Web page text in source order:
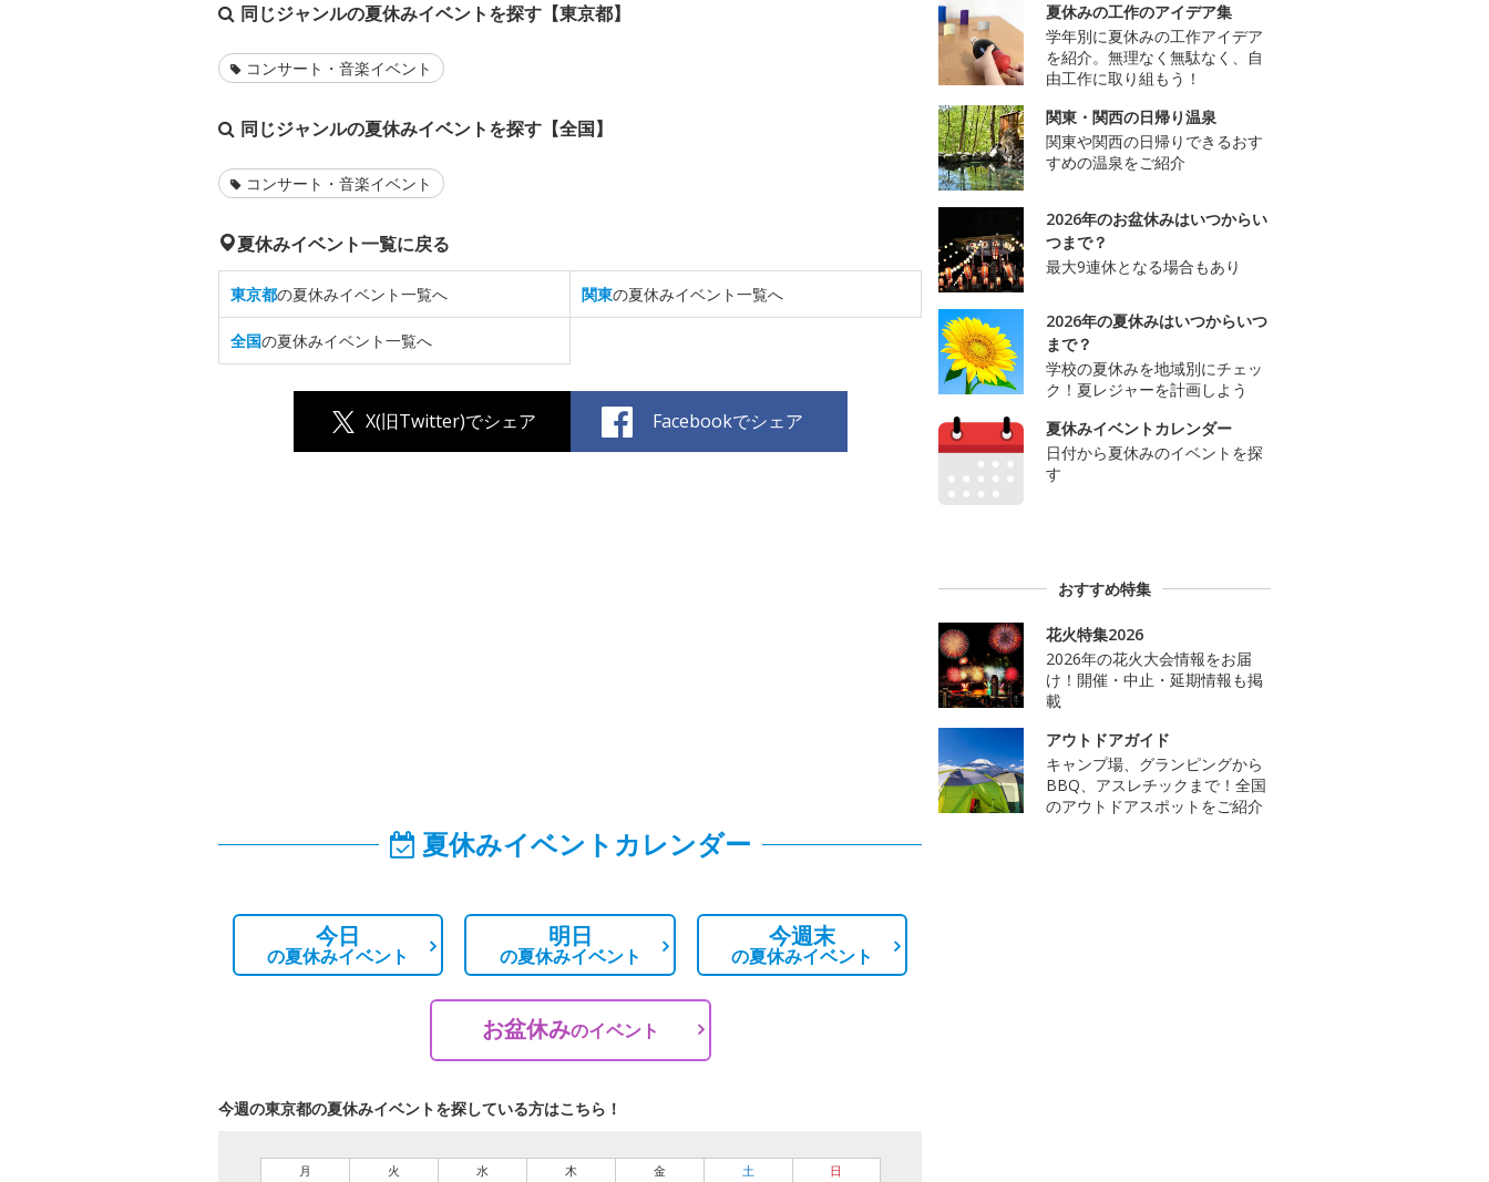
同じジャンルの夏休みイベントを探す【東京都】
コンサート・音楽イベント
同じジャンルの夏休みイベントを探す【全国】
コンサート・音楽イベント
夏休みイベント一覧に戻る
東京都の夏休みイベント一覧へ 関東の夏休みイベント一覧へ
全国の夏休みイベント一覧へ
X(旧Twitter)でシェア Facebookでシェア
夏休みイベントカレンダー
今日
の夏休みイベント
明日
の夏休みイベント
今週末
の夏休みイベント
お盆休みのイベント
今週の東京都の夏休みイベントを探している方はこちら！
月 火 水 木 金 土 日
夏休みの工作のアイデア集
学年別に夏休みの工作アイデア
を紹介。無理なく無駄なく、自
由工作に取り組もう！
関東・関西の日帰り温泉
関東や関西の日帰りできるおす
すめの温泉をご紹介
2026年のお盆休みはいつからい
つまで？
最大9連休となる場合もあり
2026年の夏休みはいつからいつ
まで？
学校の夏休みを地域別にチェッ
ク！夏レジャーを計画しよう
夏休みイベントカレンダー
日付から夏休みのイベントを探
す
おすすめ特集
花火特集2026
2026年の花火大会情報をお届
け！開催・中止・延期情報も掲
載
アウトドアガイド
キャンプ場、グランピングから
BBQ、アスレチックまで！全国
のアウトドアスポットをご紹介